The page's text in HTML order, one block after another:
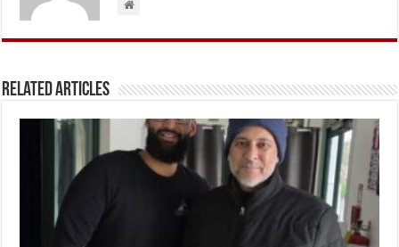
Related Articles